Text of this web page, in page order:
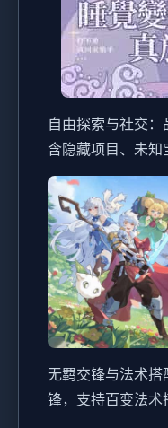
自由探索与社交
含隐藏项目、未知
无羁交锋与法术搭
锋，支持百变法术